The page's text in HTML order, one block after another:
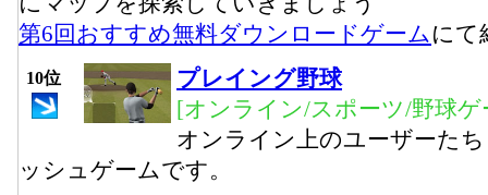
第6回おすすめ無料ダウンロードゲームにて
10位
プレイング野球
[オンライン/スポーツ/野球ゲ
オンライン上のユーザーた
ッシュゲームです。